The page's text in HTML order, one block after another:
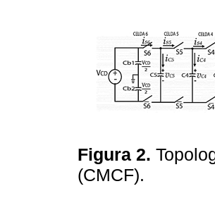
Figura 2.
(CMCF).